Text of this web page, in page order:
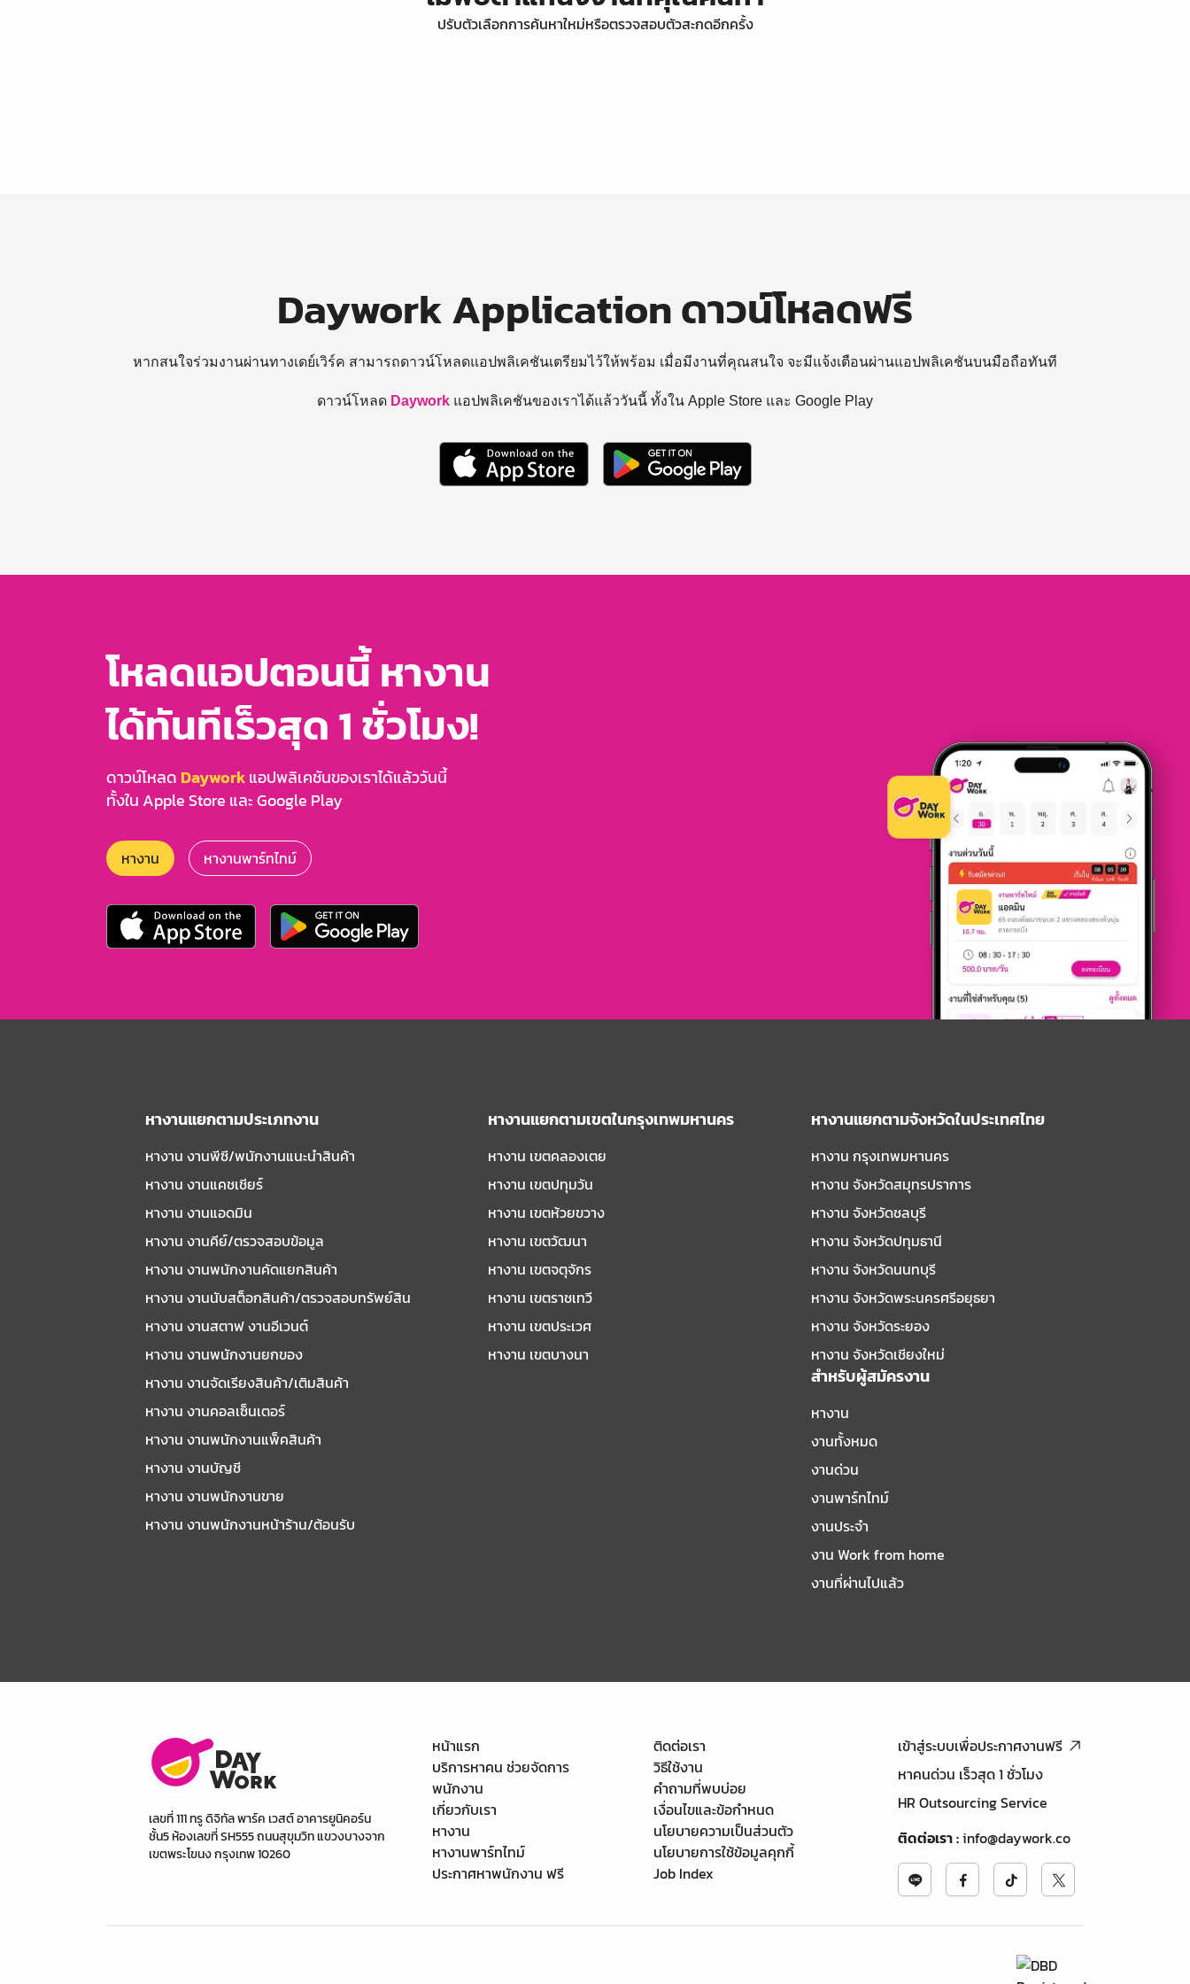
ปรับตัวเลือกการค้นหาใหม่หรือตรวจสอบตัวสะกดอีกครั้ง
Daywork Application ดาวน์โหลดฟรี
หากสนใจร่วมงานผ่านทางเดย์เวิร์ค สามารถดาวน์โหลดแอปพลิเคชันเตรียมไว้ให้พร้อม เมื่อมีงานที่คุณสนใจ จะมีแจ้งเตือนผ่านแอปพลิเคชันบนมือถือทันที
ดาวน์โหลด Daywork แอปพลิเคชันของเราได้แล้ววันนี้ ทั้งใน Apple Store และ Google Play
โหลดแอปตอนนี้ หางาน
ได้ทันทีเร็วสุด 1 ชั่วโมง!
ดาวน์โหลด Dayworkแอปพลิเคชันของเราได้แล้ววันนี้
ทั้งใน Apple Store และ Google Play
หางาน หางานพาร์ทไทม์
หางานแยกตามประเภทงาน
หางาน งานพีซี/พนักงานแนะนําสินค้า
หางาน งานแคชเชียร์
หางาน งานแอดมิน
หางาน งานคีย์/ตรวจสอบข้อมูล
หางาน งานพนักงานคัดแยกสินค้า
หางาน งานนับสต็อกสินค้า/ตรวจสอบทรัพย์สิน
หางาน งานสตาฟ งานอีเวนต์
หางาน งานพนักงานยกของ
หางาน งานจัดเรียงสินค้า/เติมสินค้า
หางาน งานคอลเซ็นเตอร์
หางาน งานพนักงานแพ็คสินค้า
หางาน งานบัญชี
หางาน งานพนักงานขาย
หางาน งานพนักงานหน้าร้าน/ต้อนรับ
หางานแยกตามเขตในกรุงเทพมหานคร
หางาน เขตคลองเตย
หางาน เขตปทุมวัน
หางาน เขตห้วยขวาง
หางาน เขตวัฒนา
หางาน เขตจตุจักร
หางาน เขตราชเทวี
หางาน เขตประเวศ
หางาน เขตบางนา
หางานแยกตามจังหวัดในประเทศไทย
หางาน กรุงเทพมหานคร
หางาน จังหวัดสมุทรปราการ
หางาน จังหวัดชลบุรี
หางาน จังหวัดปทุมธานี
หางาน จังหวัดนนทบุรี
หางาน จังหวัดพระนครศรีอยุธยา
หางาน จังหวัดระยอง
หางาน จังหวัดเชียงใหม่
สำหรับผู้สมัครงาน
หางาน
งานทั้งหมด
งานด่วน
งานพาร์ทไทม์
งานประจำ
งาน Work from home
งานที่ผ่านไปแล้ว
เลขที่ 111 ทรู ดิจิทัล พาร์ค เวสต์ อาคารยูนิคอร์น
ชั้น5 ห้องเลขที่ SH555 ถนนสุขุมวิท แขวงบางจาก
เขตพระโขนง กรุงเทพ 10260
หน้าแรก
บริการหาคน ช่วยจัดการ
พนักงาน
เกี่ยวกับเรา
หางาน
หางานพาร์ทไทม์
ประกาศหาพนักงาน ฟรี
ติดต่อเรา
วิธีใช้งาน
คำถามที่พบบ่อย
เงื่อนไขและข้อกำหนด
นโยบายความเป็นส่วนตัว
นโยบายการใช้ข้อมูลคุกกี้
Job Index
เข้าสู่ระบบเพื่อประกาศงานฟรี
หาคนด่วน เร็วสุด 1 ชั่วโมง
HR Outsourcing Service
ติดต่อเรา:info@daywork.co